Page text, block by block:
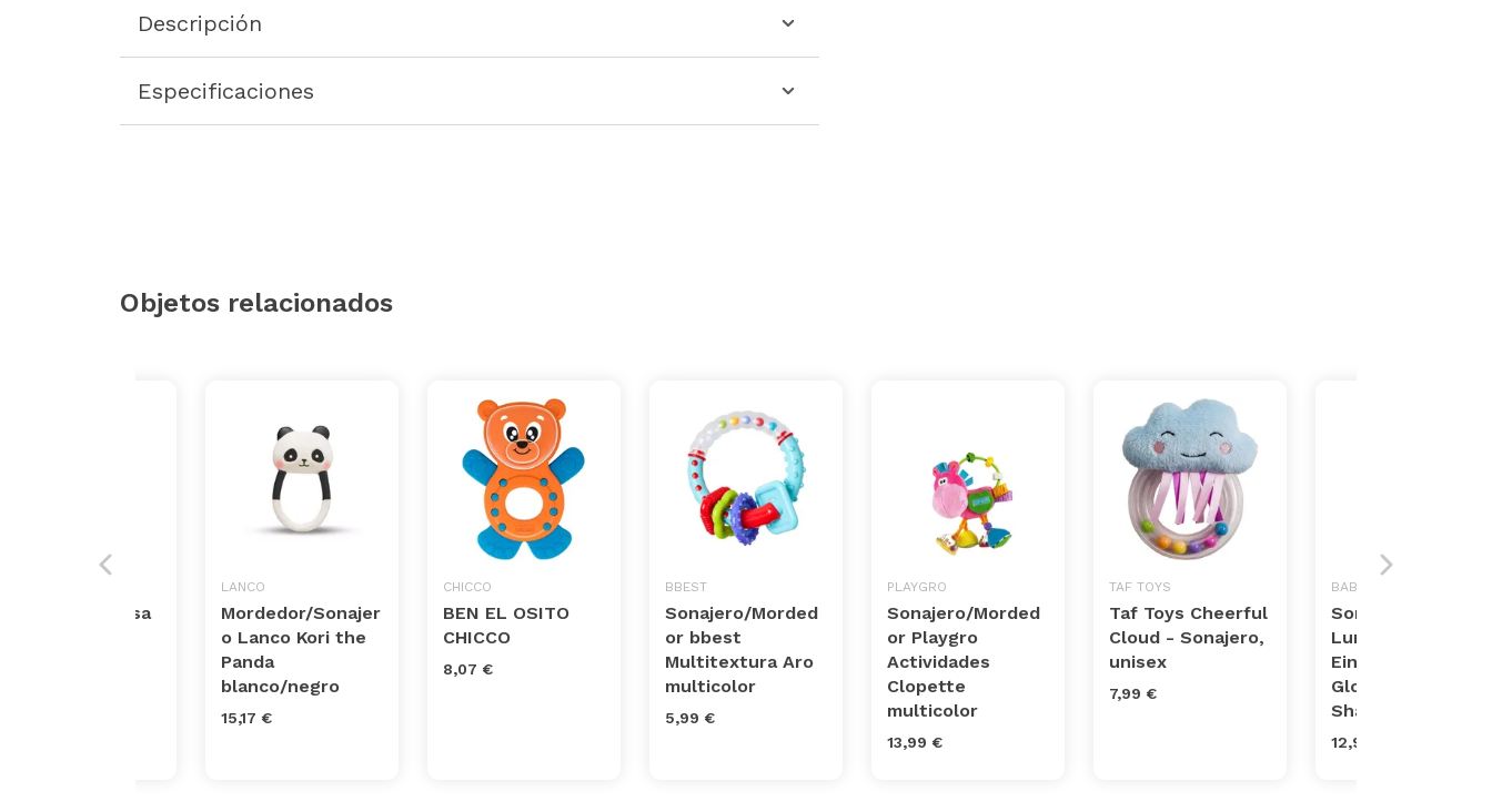
Descripción
Especificaciones
Objetos relacionados
Medusa
LANCO
Mordedor/Sonajer
o Lanco Kori the
Panda
blanco/negro
15,17 €
CHICCO
BEN EL OSITO
CHICCO
8,07 €
BBEST
Sonajero/Morded
or bbest
Multitextura Aro
multicolor
5,99 €
PLAYGRO
Sonajero/Morded
or Playgro
Actividades
Clopette
multicolor
13,99 €
TAF TOYS
Taf Toys Cheerful
Cloud - Sonajero,
unisex
7,99 €
BABY EINSTEIN
Sonajero Medusa
Luminosa Baby
Einstein Ocean
Glow Sensory
Shaker
12,94 €